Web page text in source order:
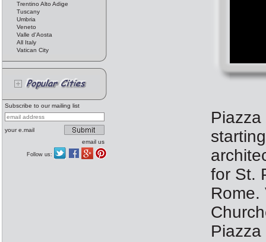
Trentino Alto Adige
Tuscany
Umbria
Veneto
Valle d'Aosta
All Italy
Vatican City
Subscribe to our mailing list
your e.mail
email us
Follow us:
for St.
Rome.